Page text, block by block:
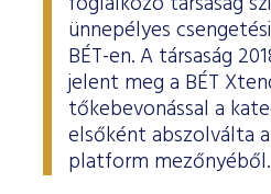
ünnepélyes
BÉT-en. A társaság
jelent meg a BÉT
tőkebevonással a
elsőként abszolválta
platform mezőnyéből.